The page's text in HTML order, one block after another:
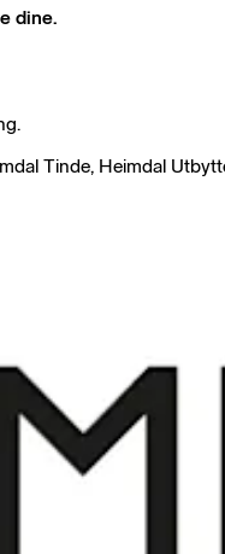
dine.
Tinde, Heimdal